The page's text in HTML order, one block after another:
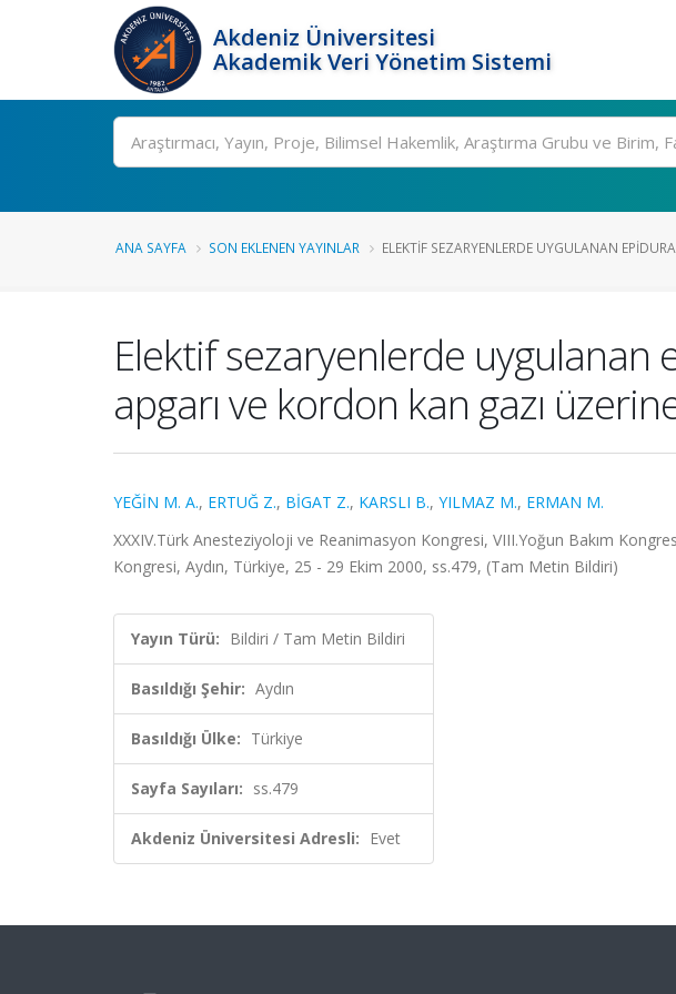
Akdeniz Üniversitesi
Akademik Veri Yönetim Sistemi
Ara
ANA SAYFA SON EKLENEN YAYINLAR ELEKTIF SEZARYENLERDE UYGULANAN
Elektif sezaryenlerde
apgarı ve kordon kan gazı
YEĞİN M. A., ERTUĞ Z., BİGAT Z., KARSLI B., YILMAZ M., ERMAN M.
XXXIV.Türk Anesteziyoloji ve Reanimasyon Kongresi, VIII.Yoğun Bakım
Kongresi, Aydın, Türkiye, 25 - 29 Ekim 2000, ss.479, (Tam Metin Bildiri)
Yayın Türü: Bildiri / Tam Metin Bildiri
Basıldığı Şehir: Aydın
Basıldığı Ülke: Türkiye
Sayfa Sayıları: ss.479
Akdeniz Üniversitesi Adresli: Evet